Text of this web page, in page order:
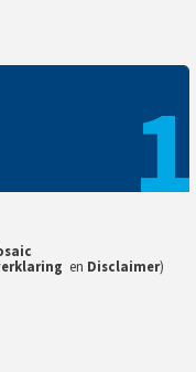
1
en Disclaimer)